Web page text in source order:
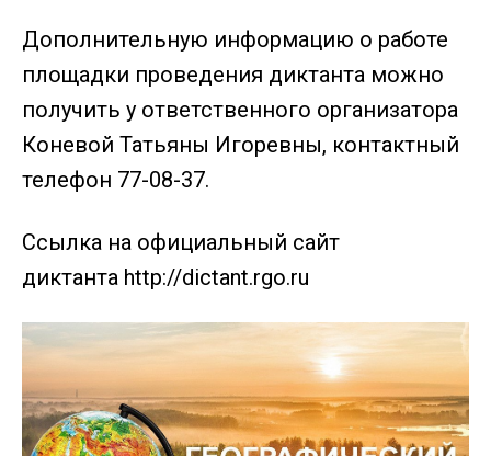
Дополнительную информацию о работе
площадки проведения диктанта можно
получить у ответственного организатора
Коневой Татьяны Игоревны, контактный
телефон 77-08-37.
Ссылка на официальный сайт
диктанта http://dictant.rgo.ru